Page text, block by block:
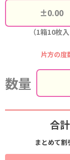
（1箱10枚入
片方の度
数量
合
まとめて割